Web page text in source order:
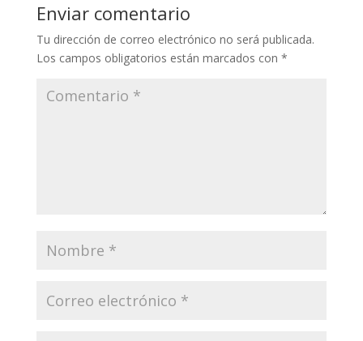
Enviar comentario
Tu dirección de correo electrónico no será publicada.
Los campos obligatorios están marcados con *